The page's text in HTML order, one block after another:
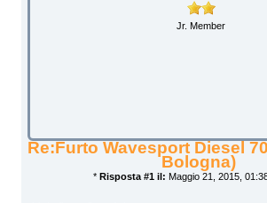
Jr. Member
Re:Furto Wavesport Diesel
Bologna)
* Risposta #1 il: Maggio 21, 2015,